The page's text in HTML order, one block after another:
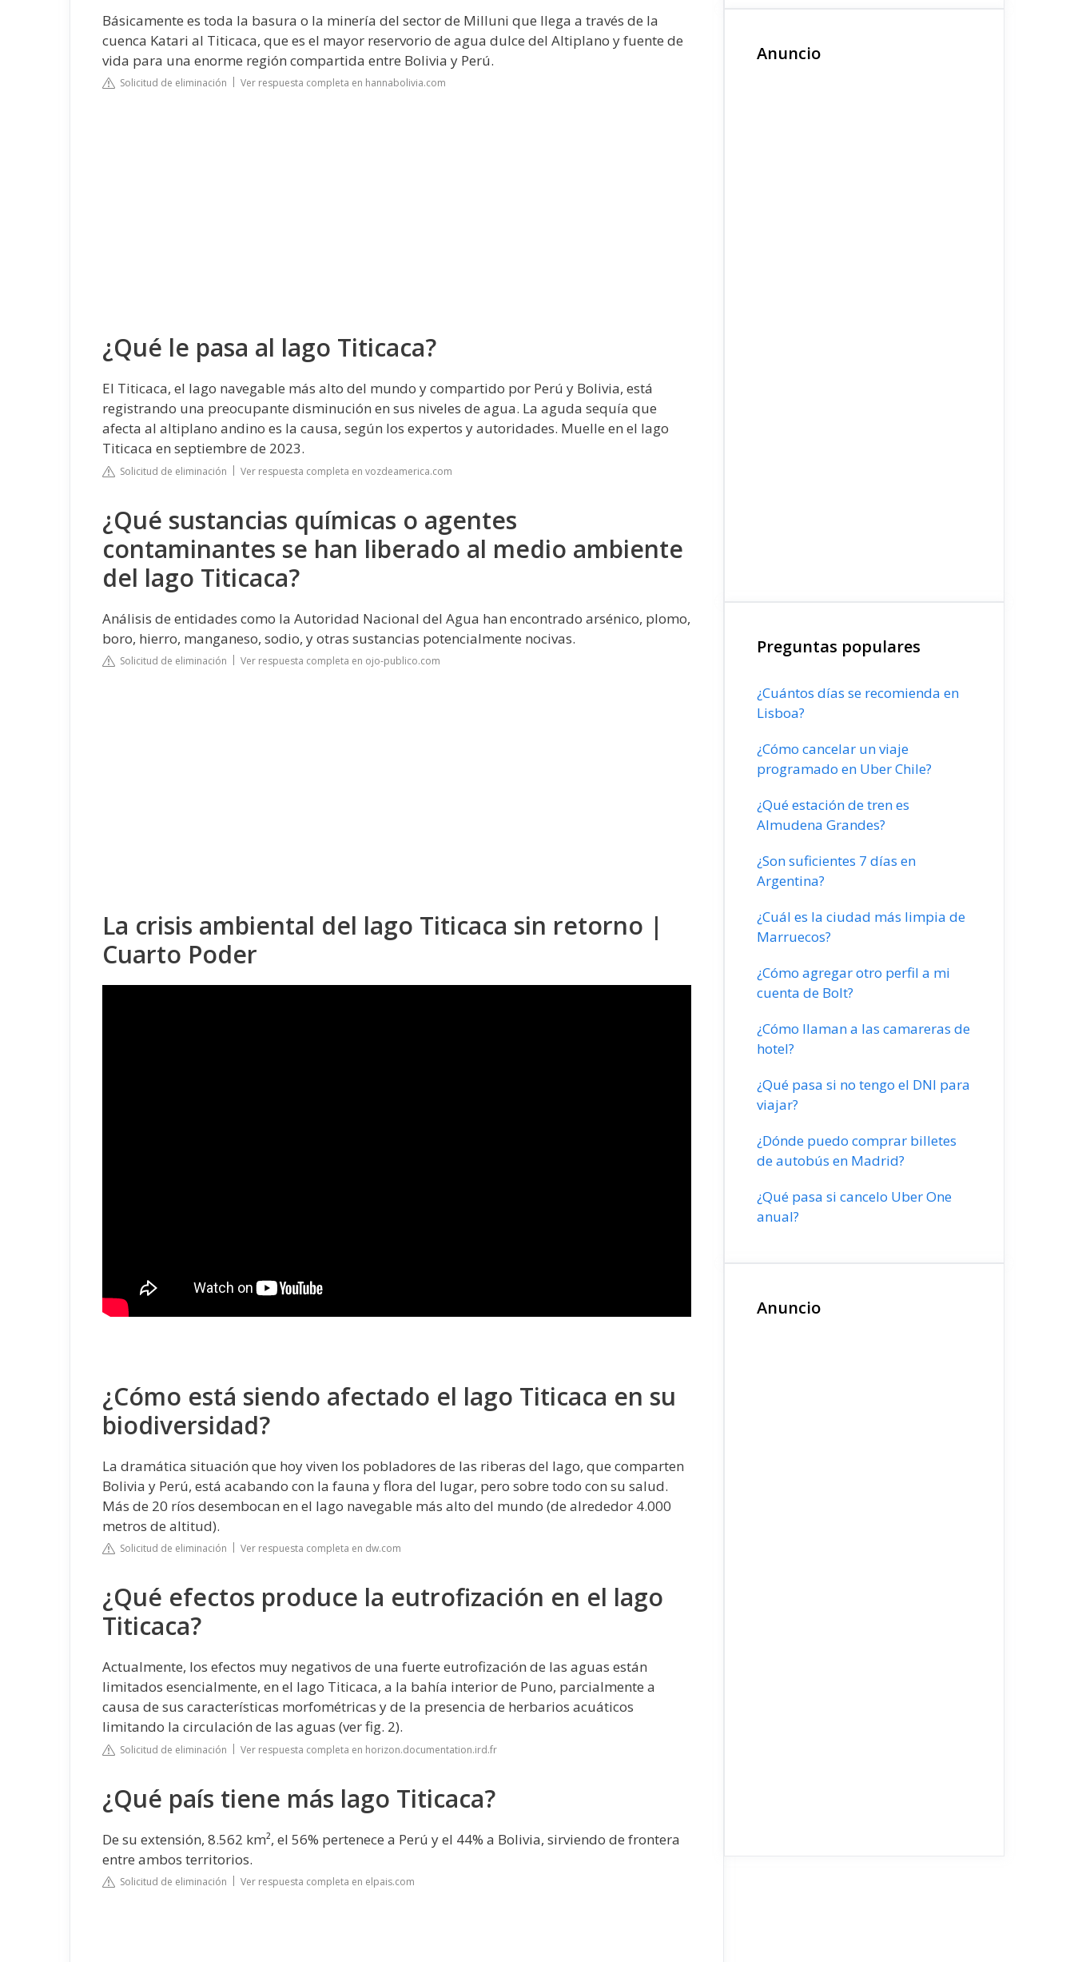
Básicamente es toda la basura o la minería del sector de Milluni que llega a través de la
cuenca Katari al Titicaca, que es el mayor reservorio de agua dulce del Altiplano y fuente de
vida para una enorme región compartida entre Bolivia y Perú.
Solicitud de eliminación Ver respuesta completa en hannabolivia.com
¿Qué le pasa al lago Titicaca?
El Titicaca, el lago navegable más alto del mundo y compartido por Perú y Bolivia, está
registrando una preocupante disminución en sus niveles de agua. La aguda sequía que
afecta al altiplano andino es la causa, según los expertos y autoridades. Muelle en el lago
Titicaca en septiembre de 2023.
Solicitud de eliminación Ver respuesta completa en vozdeamerica.com
¿Qué sustancias químicas o agentes
contaminantes se han liberado al medio ambiente
del lago Titicaca?
Análisis de entidades como la Autoridad Nacional del Agua han encontrado arsénico, plomo,
boro, hierro, manganeso, sodio, y otras sustancias potencialmente nocivas.
Solicitud de eliminación Ver respuesta completa en ojo-publico.com
La crisis ambiental del lago Titicaca sin retorno |
Cuarto Poder
¿Cómo está siendo afectado el lago Titicaca en su
biodiversidad?
La dramática situación que hoy viven los pobladores de las riberas del lago, que comparten
Bolivia y Perú, está acabando con la fauna y flora del lugar, pero sobre todo con su salud.
Más de 20 ríos desembocan en el lago navegable más alto del mundo (de alrededor 4.000
metros de altitud).
Solicitud de eliminación Ver respuesta completa en dw.com
¿Qué efectos produce la eutrofización en el lago
Titicaca?
Actualmente, los efectos muy negativos de una fuerte eutrofización de las aguas están
limitados esencialmente, en el lago Titicaca, a la bahía interior de Puno, parcialmente a
causa de sus características morfométricas y de la presencia de herbarios acuáticos
limitando la circulación de las aguas (ver fig. 2).
Solicitud de eliminación Ver respuesta completa en horizon.documentation.ird.fr
¿Qué país tiene más lago Titicaca?
De su extensión, 8.562 km², el 56% pertenece a Perú y el 44% a Bolivia, sirviendo de frontera
entre ambos territorios.
Solicitud de eliminación Ver respuesta completa en elpais.com
Anuncio
Preguntas populares
¿Cuántos días se recomienda en
Lisboa?
¿Cómo cancelar un viaje
programado en Uber Chile?
¿Qué estación de tren es
Almudena Grandes?
¿Son suficientes 7 días en
Argentina?
¿Cuál es la ciudad más limpia de
Marruecos?
¿Cómo agregar otro perfil a mi
cuenta de Bolt?
¿Cómo llaman a las camareras de
hotel?
¿Qué pasa si no tengo el DNI para
viajar?
¿Dónde puedo comprar billetes
de autobús en Madrid?
¿Qué pasa si cancelo Uber One
anual?
Anuncio